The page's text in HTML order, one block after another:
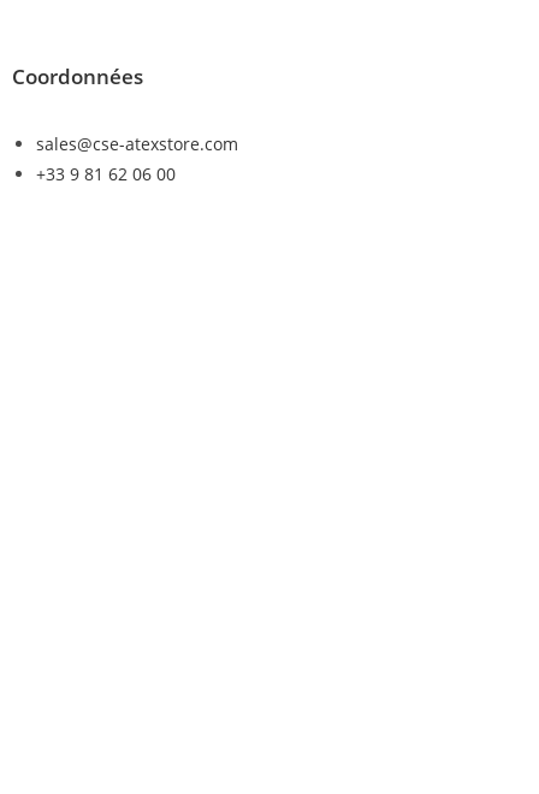
Coordonnées
sales@cse-atexstore.com
+33 9 81 62 06 00